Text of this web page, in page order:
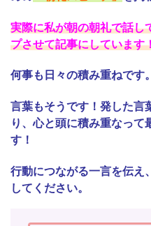
実際に私が朝の朝礼で話し
プさせて記事にしています
何事も日々の積み重ねです。
言葉もそうです！発した言
り、心と頭に積み重なって
す！
行動につながる一言を伝え
してください。